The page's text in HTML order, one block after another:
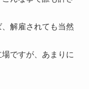
解雇されても当然
ですが、あまりに